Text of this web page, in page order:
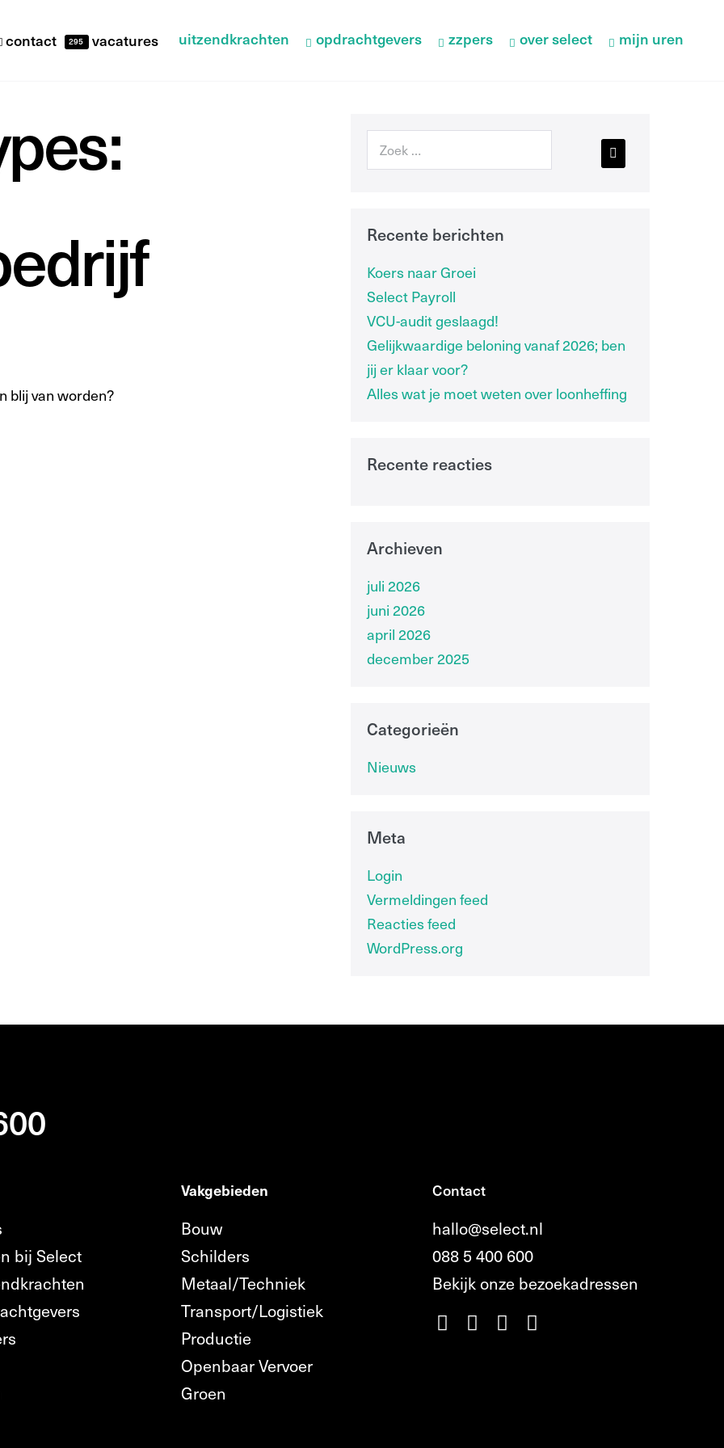
contact 295 vacatures uitzendkrachten opdrachtgevers zzpers over select mijn uren
blij van worden?
Recente berichten
Koers naar Groei
Select Payroll
VCU-audit geslaagd!
Gelijkwaardige beloning vanaf 2026; ben
jij er klaar voor?
Alles wat je moet weten over loonheffing
Recente reacties
Archieven
juli 2026
juni 2026
april 2026
december 2025
Categorieën
Nieuws
Meta
Login
Vermeldingen feed
Reacties feed
WordPress.org
bij Select
Vakgebieden
Bouw
Schilders
Metaal/Techniek
Transport/Logistiek
Productie
Openbaar Vervoer
Groen
Contact
hallo@select.nl
088 5 400 600
Bekijk onze bezoekadressen